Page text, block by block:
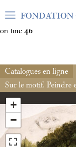
Warning: Undefined
on line 46
FONDATION
Catalogues en ligne
Sur le motif. Peindre
+
−